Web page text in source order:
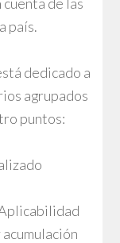
país.
dedicado a
agrupados
puntos: